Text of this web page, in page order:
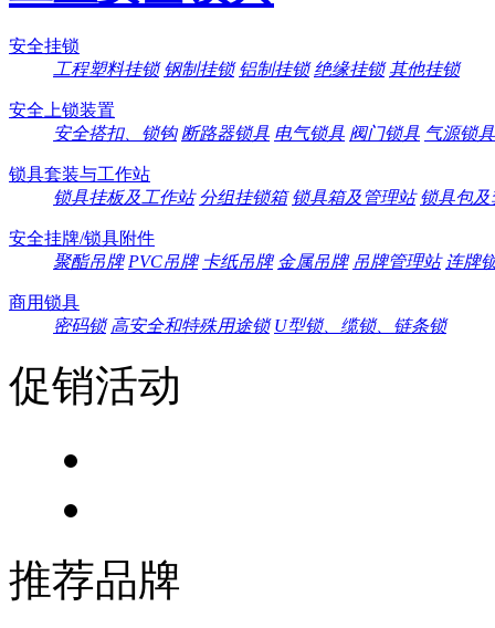
安全挂锁
工程塑料挂锁 钢制挂锁 铝制挂锁 绝缘挂锁 其他挂锁
安全上锁装置
安全搭扣、锁钩 断路器锁具 电气锁具 阀门锁具 气源锁具
锁具套装与工作站
锁具挂板及工作站 分组挂锁箱 锁具箱及管理站 锁具包及
安全挂牌/锁具附件
聚酯吊牌 PVC吊牌 卡纸吊牌 金属吊牌 吊牌管理站 连牌
商用锁具
密码锁 高安全和特殊用途锁 U型锁、缆锁、链条锁
促销活动
推荐品牌